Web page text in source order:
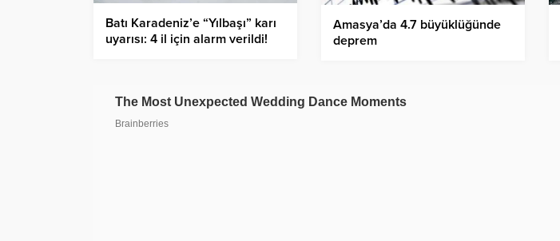
Batı Karadeniz’e “Yılbaşı” karı
uyarısı: 4 il için alarm verildi!
Amasya’da 4.7 büyüklüğünde
deprem